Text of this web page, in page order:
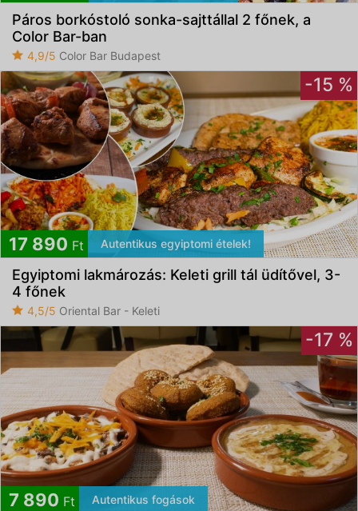
Páros borkóstoló sonka-sajttállal 2 főnek, a
Color Bar-ban
4,9/5 Color Bar Budapest
-15 %
17 890 Ft Autentikus egyiptomi ételek!
Egyiptomi lakmározás: Keleti grill tál üdítővel, 3-
4 főnek
4,5/5 Oriental Bar - Keleti
-17 %
7 890 Ft Autentikus fogások